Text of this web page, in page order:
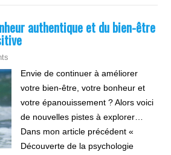
authentique et du bien-être
Envie de continuer à améliorer
votre bien-être, votre bonheur et
votre épanouissement ? Alors voici
de nouvelles pistes à explorer…
Dans mon article précédent «
Découverte de la psychologie